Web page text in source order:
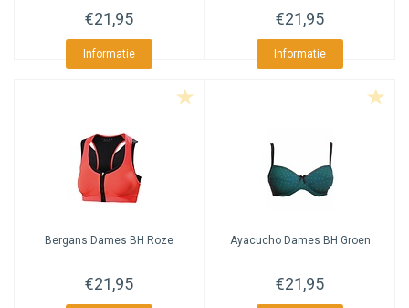
€21,95
Informatie
€21,95
Informatie
Bergans Dames BH Roze
€21,95
AyacuchoDames BH Groen
€21,95